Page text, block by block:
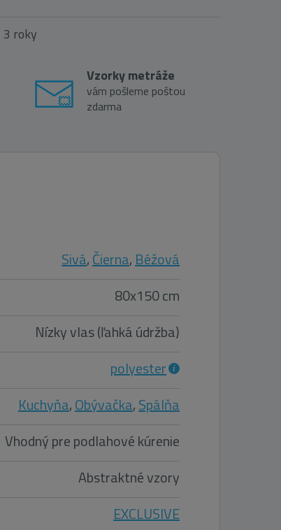
3 roky
Vzorky metráže
vám pošleme poštou
zdarma
Sivá,Čierna,Béžová
80x150 cm
Nízky vlas (ľahká údržba)
polyester
Kuchyňa,Obývačka,Spálňa
Vhodný pre podlahové kúrenie
Abstraktné vzory
EXCLUSIVE